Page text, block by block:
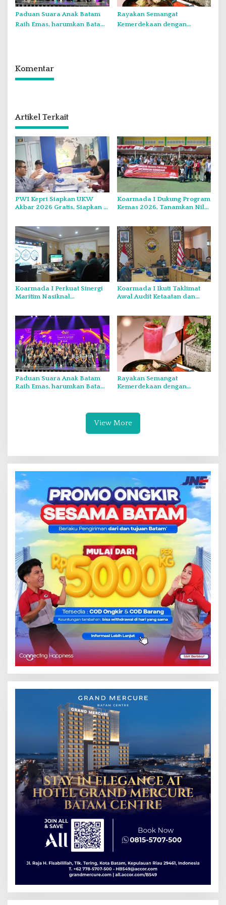
Paduan Suara Anak Batam
Raih Emas, harumkan Batam
Rayakan Semangat
Kemerdekaan dengan
Komentar
Artikel Terkait
PWI Kepri Siapkan UKW
Akbar 2026 Gratis, Siapkan 6
Koarmada I Dukung Program
Kemas 2026, Tanamkan Nilai
Koarmada I Perkuat Sinergi
Maritim Nasiknal
Laut Natuna Utara
Koarmada I Ikuti Taklimat
Awal Audit Ketaatan dan
Paduan Suara Anak Batam
Raih Emas, harumkan Batam
Rayakan Semangat
Kemerdekaan dengan
View More